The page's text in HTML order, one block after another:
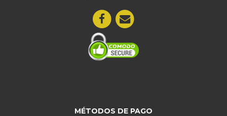
MÉTODOS DE PAGO